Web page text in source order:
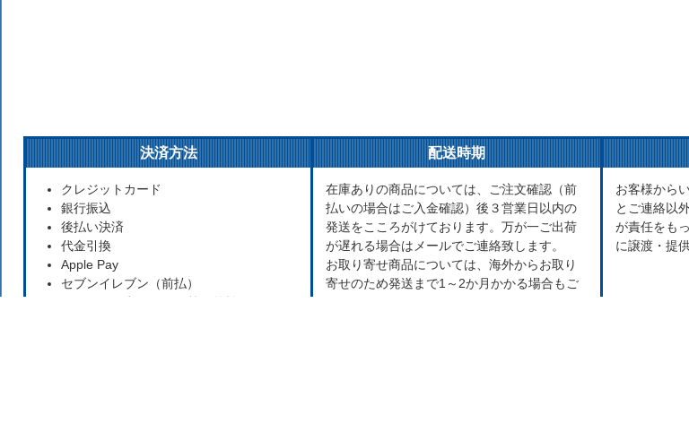
決済方法
クレジットカード
銀行振込
後払い決済
代金引換
Apple Pay
セブンイレブン（前払）
配送時期
在庫ありの商品については、ご注文確認（前
払いの場合はご入金確認）後３営業日以内の
発送をこころがけております。万が一ご出荷
が遅れる場合はメールでご連絡致します。
お取り寄せ商品については、海外からお取り
寄せのため発送まで1～2か月かかる場合もご
お客様から
とご連絡以
が責任をも
に譲渡・提